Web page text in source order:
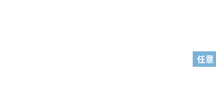
任意